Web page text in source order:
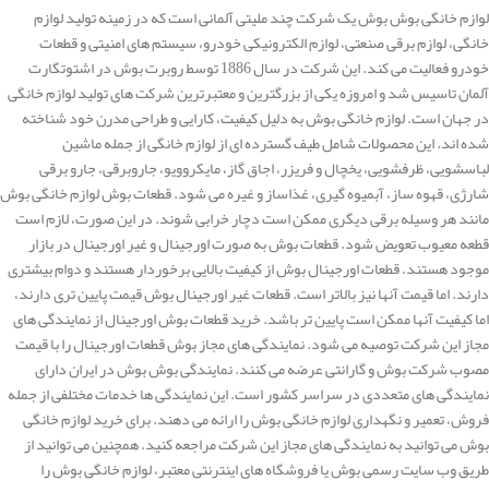
لوازم خانگی بوش بوش یک شرکت چند ملیتی آلمانی است که در زمینه تولید لوازم
خانگی، لوازم برقی صنعتی، لوازم الکترونیکی خودرو، سیستم های امنیتی و قطعات
خودرو فعالیت می کند. این شرکت در سال 1886 توسط روبرت بوش در اشتوتگارت
آلمان تاسیس شد و امروزه یکی از بزرگترین و معتبرترین شرکت های تولید لوازم خانگی
در جهان است. لوازم خانگی بوش به دلیل کیفیت، کارایی و طراحی مدرن خود شناخته
شده اند. این محصولات شامل طیف گسترده ای از لوازم خانگی از جمله ماشین
لباسشویی، ظرفشویی، یخچال و فریزر، اجاق گاز، مایکروویو، جاروبرقی، جارو برقی
شارژی، قهوه ساز، آبمیوه گیری، غذاساز و غیره می شود. قطعات بوش لوازم خانگی بوش
مانند هر وسیله برقی دیگری ممکن است دچار خرابی شوند. در این صورت، لازم است
قطعه معیوب تعویض شود. قطعات بوش به صورت اورجینال و غیر اورجینال در بازار
موجود هستند. قطعات اورجینال بوش از کیفیت بالایی برخوردار هستند و دوام بیشتری
دارند. اما قیمت آنها نیز بالاتر است. قطعات غیر اورجینال بوش قیمت پایین تری دارند،
اما کیفیت آنها ممکن است پایین تر باشد. خرید قطعات بوش اورجینال از نمایندگی های
مجاز این شرکت توصیه می شود. نمایندگی های مجاز بوش قطعات اورجینال را با قیمت
مصوب شرکت بوش و گارانتی عرضه می کنند. نمایندگی بوش بوش در ایران دارای
نمایندگی های متعددی در سراسر کشور است. این نمایندگی ها خدمات مختلفی از جمله
فروش، تعمیر و نگهداری لوازم خانگی بوش را ارائه می دهند. برای خرید لوازم خانگی
بوش می توانید به نمایندگی های مجاز این شرکت مراجعه کنید. همچنین می توانید از
طریق وب سایت رسمی بوش یا فروشگاه های اینترنتی معتبر، لوازم خانگی بوش را